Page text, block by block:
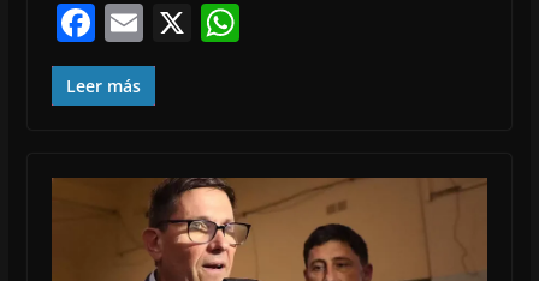
F
ac
e
o
o
E
m
ai
X W
A
p
p
Leer más